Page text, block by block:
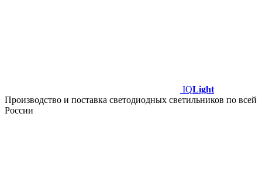
IQLight
Производство и поставка светодиодных светильников по всей
России